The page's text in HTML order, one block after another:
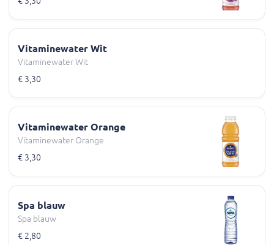
Vitaminewater Wit
Vitaminewater Wit
€ 3,30
Vitaminewater Orange
Vitaminewater Orange
€ 3,30
Spa blauw
Spa blauw
€ 2,80